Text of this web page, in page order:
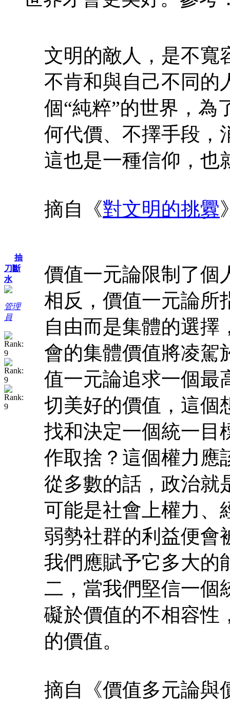
抽
刀斷
水
管理
員
文明的敵人，是不寬
不肯和與自己不同的
個“純粹”的世界，為
何代價、不擇手段，
這也是一種信仰，也
摘自《對文明的挑釁
價值一元論限制了個
相反，價值一元論所
自由而是集體的選擇
會的集體價值將凌駕
值一元論追求一個最
切美好的價值，這個
找和決定一個統一目
作取捨？這個權力應
從多數的話，政治就
可能是社會上權力、
弱勢社群的利益便會
我們應賦予它多大的
二，當我們堅信一個
礙於價值的不相容性
的價值。
摘自《價值多元論與